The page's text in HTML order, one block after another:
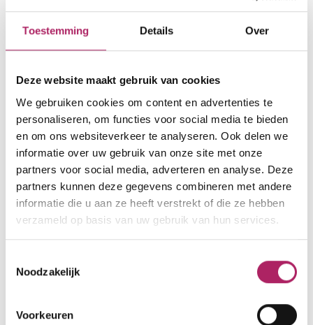
Toestemming Details Over
Deze website maakt gebruik van cookies
We gebruiken cookies om content en advertenties te
personaliseren, om functies voor social media te bieden
en om ons websiteverkeer te analyseren. Ook delen we
informatie over uw gebruik van onze site met onze
partners voor social media, adverteren en analyse. Deze
partners kunnen deze gegevens combineren met andere
informatie die u aan ze heeft verstrekt of die ze hebben
verzameld op basis van uw gebruik van hun services.
Noodzakelijk
Voorkeuren
Openingsuren nu gesloten Enkel op afspraak
ma
07:30 - 20:00
di
07:30 - 20:00
wo
07:30 - 20:00
do
07:30 - 20:00
vr
07:30 - 20:00
za
08:00 - 14:30
zo
08:00 - 14:30
dan het fitnesscentrum. Neem contact op met